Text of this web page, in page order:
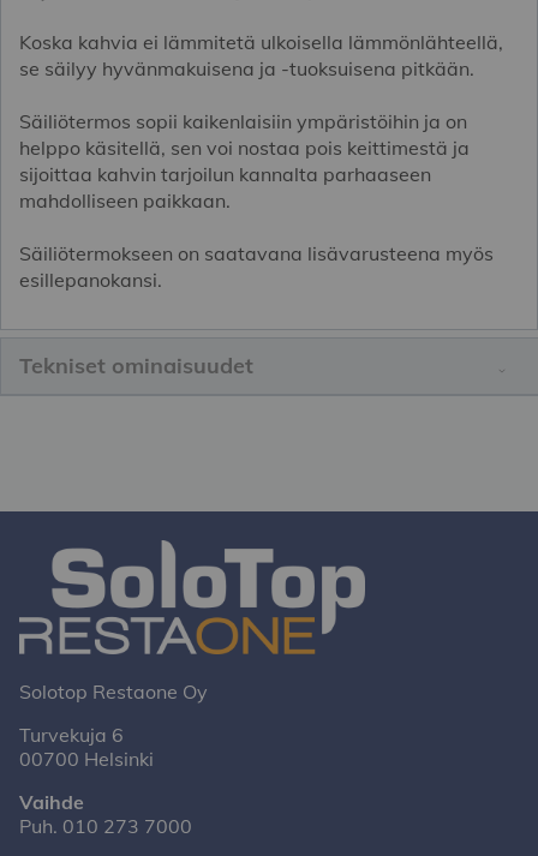
Koska kahvia ei lämmitetä ulkoisella lämmönlähteellä,
se säilyy hyvänmakuisena ja -tuoksuisena pitkään.
Säiliötermos sopii kaikenlaisiin ympäristöihin ja on
helppo käsitellä, sen voi nostaa pois keittimestä ja
sijoittaa kahvin tarjoilun kannalta parhaaseen
mahdolliseen paikkaan.
Säiliötermokseen on saatavana lisävarusteena myös
esillepanokansi.
Tekniset ominaisuudet
Solotop Restaone Oy
Turvekuja 6
00700 Helsinki
Vaihde
Puh. 010 273 7000